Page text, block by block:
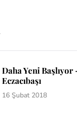
Daha Yeni Başlıyor
Eczacıbaşı
16 Şubat 2018